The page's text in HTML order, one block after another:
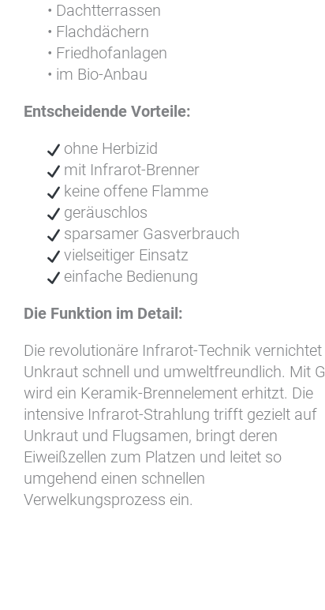
• Dachtterrassen
• Flachdächern
• Friedhofanlagen
• im Bio-Anbau
Entscheidende Vorteile:
ohne Herbizid
mit Infrarot-Brenner
keine offene Flamme
geräuschlos
sparsamer Gasverbrauch
vielseitiger Einsatz
einfache Bedienung
Die Funktion im Detail:
Die revolutionäre Infrarot-Technik vernichtet
Unkraut schnell und umweltfreundlich. Mit
wird ein Keramik-Brennelement erhitzt. Die
intensive Infrarot-Strahlung trifft gezielt auf
Unkraut und Flugsamen, bringt deren
Eiweißzellen zum Platzen und leitet so
umgehend einen schnellen
Verwelkungsprozess ein.